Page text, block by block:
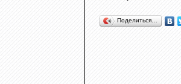
Поделиться…